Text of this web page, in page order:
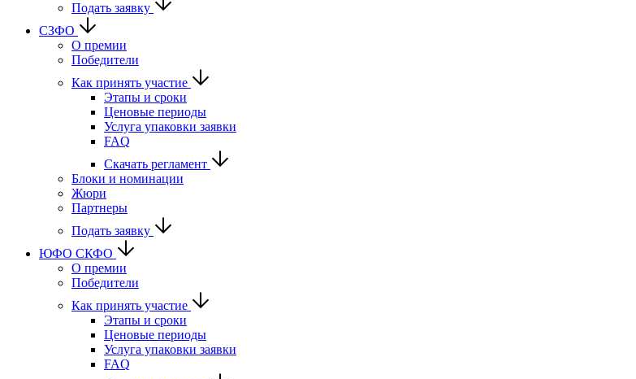
Подать заявку
СЗФО
О премии
Победители
Как принять участие
Этапы и сроки
Ценовые периоды
Услуга упаковки заявки
FAQ
Скачать регламент
Блоки и номинации
Жюри
Партнеры
Подать заявку
ЮФО СКФО
О премии
Победители
Как принять участие
Этапы и сроки
Ценовые периоды
Услуга упаковки заявки
FAQ